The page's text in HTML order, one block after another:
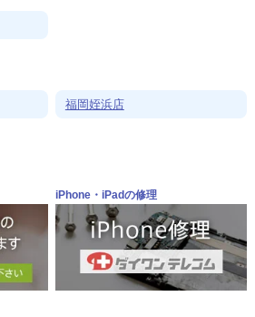
福岡姪浜店
iPhone・iPadの修理